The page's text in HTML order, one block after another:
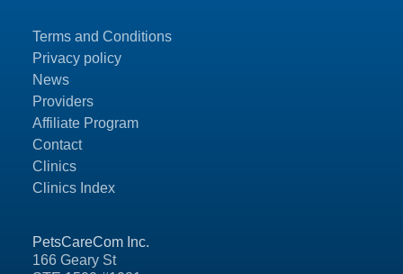
PetsCareCom Inc.
166 Geary St
Terms and Conditions
Privacy policy
News
Providers
Affiliate Program
Contact
Clinics
Clinics Index